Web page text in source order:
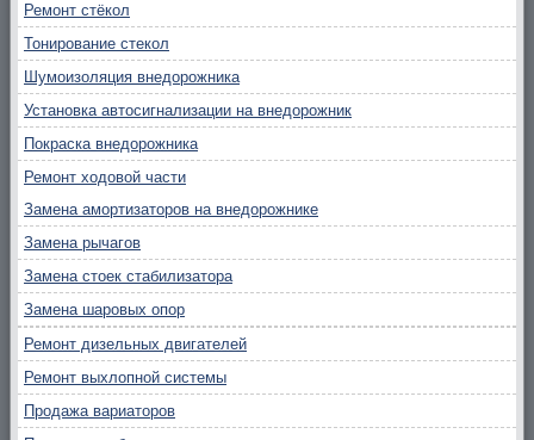
Ремонт стёкол
Тонирование стекол
Шумоизоляция внедорожника
Установка автосигнализации на внедорожник
Покраска внедорожника
Ремонт ходовой части
Замена амортизаторов на внедорожнике
Замена рычагов
Замена стоек стабилизатора
Замена шаровых опор
Ремонт дизельных двигателей
Ремонт выхлопной системы
Продажа вариаторов